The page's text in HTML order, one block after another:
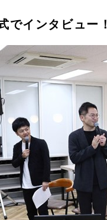
でインタビュー！